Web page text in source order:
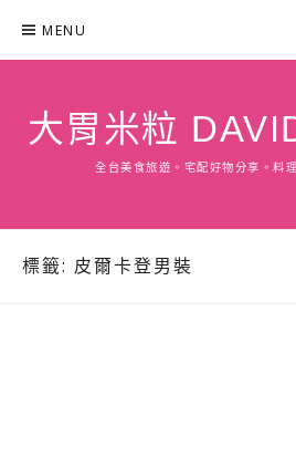
content
MENU
大胃米粒
全台美食旅遊。宅配好物分享。料
標籤: 皮爾卡登男裝